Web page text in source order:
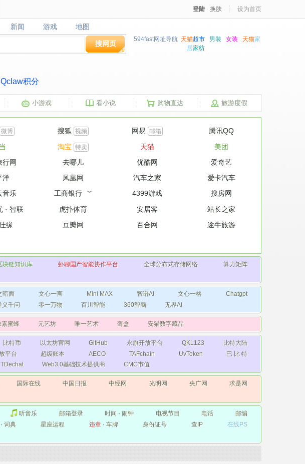
登陆 换肤 设为首页
新闻
新闻 游戏
游戏 地图
地图
搜网页
594fast网址导航 天猫超市 男装 女装 天猫家
居家纺
积分
小游戏 看小说 购物直达 旅游度假
微博 搜狐 视频 网易 邮箱
腾讯QQ
淘宝 特卖 天猫
美团
行网 去哪儿 优酷网
爱奇艺
洋 凤凰网 汽车之家
爱卡汽车
音乐 工商银行 ︾ 4399游戏
搜房网
· 智联 虎扑体育 安居客
站长之家
缘 豆瓣网 百合网
途牛旅游
块链知识库 虾聊国产智能协作平台 全球分布式存储网络
算力矩阵
暗面 文心一言 Mini MAX 智谱AI 文心一格
Chatgpt
义千问 零一万物 百川智能 360智脑 无界AI
素蜜蜂 元艺坊 唯一艺术 薄盒 安猫数字藏品
比特币 以太坊官网 GitHub 永旗开放平台 QKL123
比特大陆
平台 超级账本 AECO TAFchain UvToken
巴 比 特
TDechat Web3.0基础技术提供商 CMC市值
国际在线 中国日报 中经网 光明网 央广网
求是网
听音乐 邮箱登录 时间 · 闹钟 电视节目 电话
邮编
· 词典 星座运程 违章 · 车牌 身份证号 查IP
在线PS